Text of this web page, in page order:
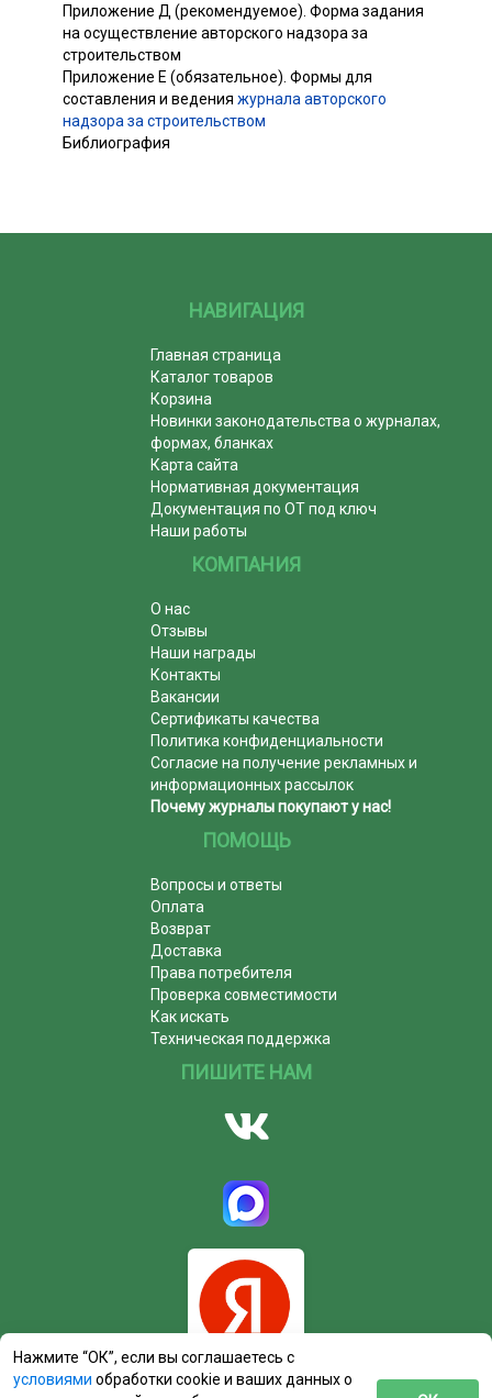
Приложение Д (рекомендуемое). Форма задания
на осуществление авторского надзора за
строительством
Приложение Е (обязательное). Формы для
составления и ведения журнала авторского
надзора за строительством
Библиография
НАВИГАЦИЯ
Главная страница
Каталог товаров
Корзина
Новинки законодательства о журналах,
формах, бланках
Карта сайта
Нормативная документация
Документация по ОТ под ключ
Наши работы
КОМПАНИЯ
О нас
Отзывы
Наши награды
Контакты
Вакансии
Сертификаты качества
Политика конфиденциальности
Согласие на получение рекламных и
информационных рассылок
Почему журналы покупают у нас!
ПОМОЩЬ
Вопросы и ответы
Оплата
Возврат
Доставка
Права потребителя
Проверка совместимости
Как искать
Техническая поддержка
ПИШИТЕ НАМ
Нажмите “ОК”, если вы соглашаетесь с
условиями обработки cookie и ваших данных о